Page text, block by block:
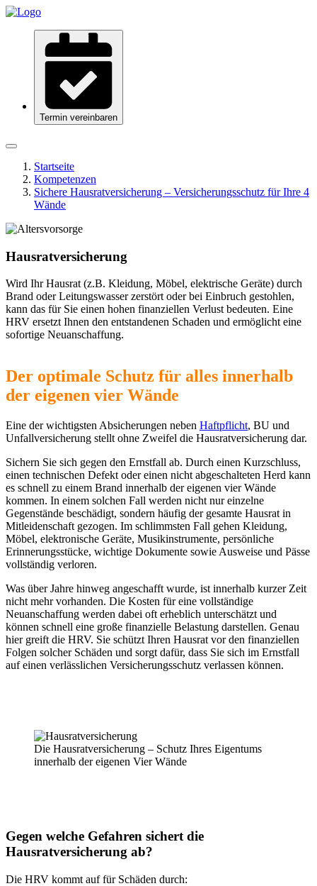
Termin vereinbaren
Startseite
Kompetenzen
Sichere Hausratversicherung – Versicherungsschutz für Ihre 4
Wände
Hausratversicherung
Wird Ihr Hausrat (z.B. Kleidung, Möbel, elektrische Geräte) durch
Brand oder Leitungswasser zerstört oder bei Einbruch gestohlen,
kann das für Sie einen hohen finanziellen Verlust bedeuten. Eine
HRV ersetzt Ihnen den entstandenen Schaden und ermöglicht eine
sofortige Neuanschaffung.
Der optimale Schutz für alles innerhalb
der eigenen vier Wände
Eine der wichtigsten Absicherungen neben Haftpflicht, BU und
Unfallversicherung stellt ohne Zweifel die Hausratversicherung dar.
Sichern Sie sich gegen den Ernstfall ab. Durch einen Kurzschluss,
einen technischen Defekt oder einen nicht abgeschalteten Herd kann
es schnell zu einem Brand innerhalb der eigenen vier Wände
kommen. In einem solchen Fall werden nicht nur einzelne
Gegenstände beschädigt, sondern häufig der gesamte Hausrat in
Mitleidenschaft gezogen. Im schlimmsten Fall gehen Kleidung,
Möbel, elektronische Geräte, Musikinstrumente, persönliche
Erinnerungsstücke, wichtige Dokumente sowie Ausweise und Pässe
vollständig verloren.
Was über Jahre hinweg angeschafft wurde, ist innerhalb kurzer Zeit
nicht mehr vorhanden. Die Kosten für eine vollständige
Neuanschaffung werden dabei oft erheblich unterschätzt und
können schnell eine große finanzielle Belastung darstellen. Genau
hier greift die HRV. Sie schützt Ihren Hausrat vor den finanziellen
Folgen solcher Schäden und sorgt dafür, dass Sie sich im Ernstfall
auf einen verlässlichen Versicherungsschutz verlassen können.
Die Hausratversicherung – Schutz Ihres Eigentums
innerhalb der eigenen Vier Wände
Gegen welche Gefahren sichert die
Hausratversicherung ab?
Die HRV kommt auf für Schäden durch: